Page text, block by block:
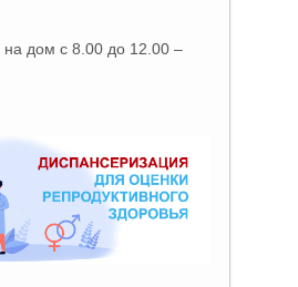
на дом с 8.00 до 12.00 –